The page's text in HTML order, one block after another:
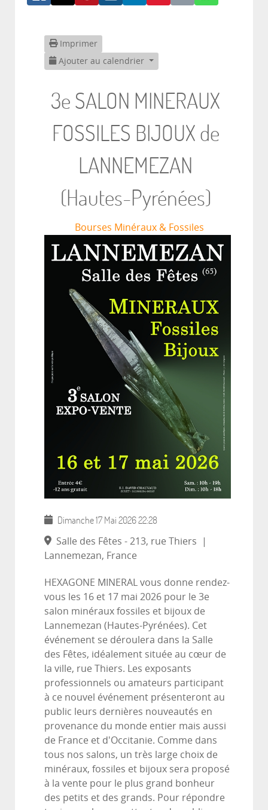
Imprimer
Ajouter au calendrier
3e SALON MINERAUX
FOSSILES BIJOUX de
LANNEMEZAN
(Hautes-Pyrénées)
Bourses Minéraux & Fossiles
Dimanche 17 Mai 202622:28
Salle des Fêtes - 213, rue Thiers
|
Lannemezan, France
HEXAGONE MINERAL vous donne rendez-
vous les 16 et 17 mai 2026 pour le 3e
salon minéraux fossiles et bijoux de
Lannemezan (Hautes-Pyrénées). Cet
événement se déroulera dans la Salle
des Fêtes, idéalement située au cœur de
la ville, rue Thiers. Les exposants
professionnels ou amateurs participant
à ce nouvel événement présenteront au
public leurs dernières nouveautés en
provenance du monde entier mais aussi
de France et d'Occitanie. Comme dans
tous nos salons, un très large choix de
minéraux, fossiles et bijoux sera proposé
à la vente pour le plus grand bonheur
des petits et des grands. Pour répondre